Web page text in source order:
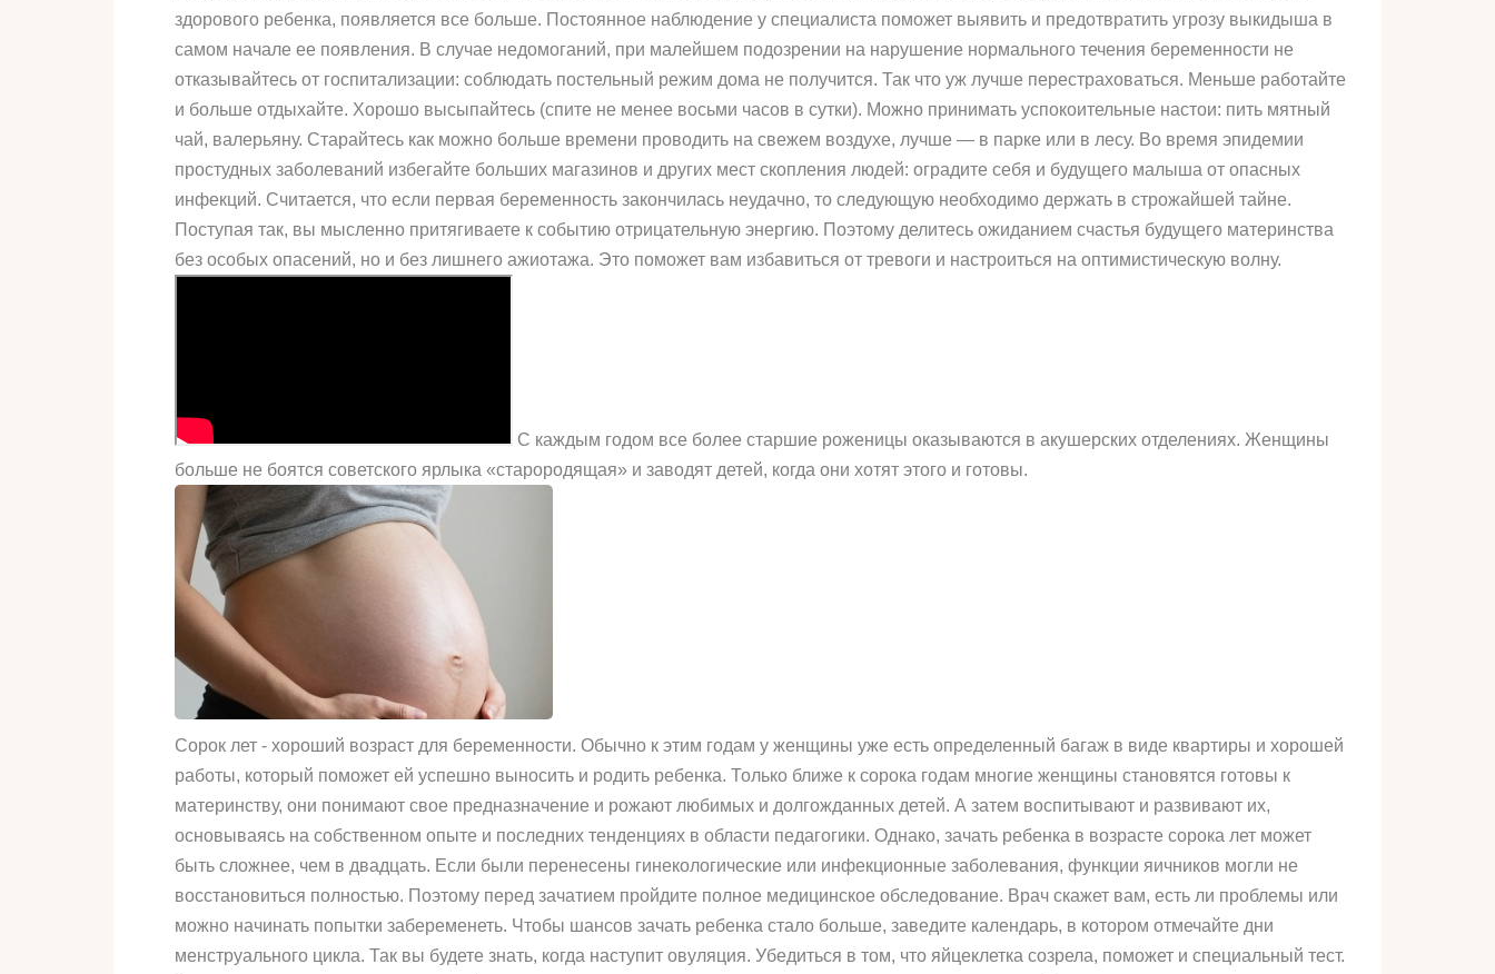
здорового ребенка, появляется все больше. Постоянное наблюдение у специалиста поможет выявить и предотвратить угрозу выкидыша в
самом начале ее появления. В случае недомоганий, при малейшем подозрении на нарушение нормального течения беременности не
отказывайтесь от госпитализации: соблюдать постельный режим дома не получится. Так что уж лучше перестраховаться. Меньше работайте
и больше отдыхайте. Хорошо высыпайтесь (спите не менее восьми часов в сутки). Можно принимать успокоительные настои: пить мятный
чай, валерьяну. Старайтесь как можно больше времени проводить на свежем воздухе, лучше — в парке или в лесу. Во время эпидемии
простудных заболеваний избегайте больших магазинов и других мест скопления людей: оградите себя и будущего малыша от опасных
инфекций. Считается, что если первая беременность закончилась неудачно, то следующую необходимо держать в строжайшей тайне.
Поступая так, вы мысленно притягиваете к событию отрицательную энергию. Поэтому делитесь ожиданием счастья будущего материнства
без особых опасений, но и без лишнего ажиотажа. Это поможет вам избавиться от тревоги и настроиться на оптимистическую волну.
С каждым годом все более старшие роженицы оказываются в акушерских отделениях. Женщины
больше не боятся советского ярлыка «старородящая» и заводят детей, когда они хотят этого и готовы.
Сорок лет - хороший возраст для беременности. Обычно к этим годам у женщины уже есть определенный багаж в виде квартиры и хорошей
работы, который поможет ей успешно выносить и родить ребенка. Только ближе к сорока годам многие женщины становятся готовы к
материнству, они понимают свое предназначение и рожают любимых и долгожданных детей. А затем воспитывают и развивают их,
основываясь на собственном опыте и последних тенденциях в области педагогики. Однако, зачать ребенка в возрасте сорока лет может
быть сложнее, чем в двадцать. Если были перенесены гинекологические или инфекционные заболевания, функции яичников могли не
восстановиться полностью. Поэтому перед зачатием пройдите полное медицинское обследование. Врач скажет вам, есть ли проблемы или
можно начинать попытки забеременеть. Чтобы шансов зачать ребенка стало больше, заведите календарь, в котором отмечайте дни
менструального цикла. Так вы будете знать, когда наступит овуляция. Убедиться в том, что яйцеклетка созрела, поможет и специальный тест.